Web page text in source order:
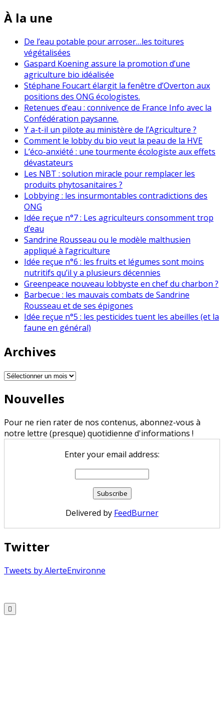
À la une
De l’eau potable pour arroser…les toitures
végétalisées
Gaspard Koening assure la promotion d’une
agriculture bio idéalisée
Stéphane Foucart élargit la fenêtre d’Overton aux
positions des ONG écologistes.
Retenues d’eau : connivence de France Info avec la
Confédération paysanne.
Y a-t-il un pilote au ministère de l’Agriculture ?
Comment le lobby du bio veut la peau de la HVE
L’éco-anxiété : une tourmente écologiste aux effets
dévastateurs
Les NBT : solution miracle pour remplacer les
produits phytosanitaires ?
Lobbying : les insurmontables contradictions des
ONG
Idée reçue n°7 : Les agriculteurs consomment trop
d’eau
Sandrine Rousseau ou le modèle malthusien
appliqué à l’agriculture
Idée reçue n°6 : les fruits et légumes sont moins
nutritifs qu’il y a plusieurs décennies
Greenpeace nouveau lobbyste en chef du charbon ?
Barbecue : les mauvais combats de Sandrine
Rousseau et de ses épigones
Idée reçue n°5 : les pesticides tuent les abeilles (et la
faune en général)
Archives
Archives
Nouvelles
Pour ne rien rater de nos contenus, abonnez-vous à
notre lettre (presque) quotidienne d'informations !
Enter your email address:
Delivered by FeedBurner
Twitter
Tweets by AlerteEnvironne
to